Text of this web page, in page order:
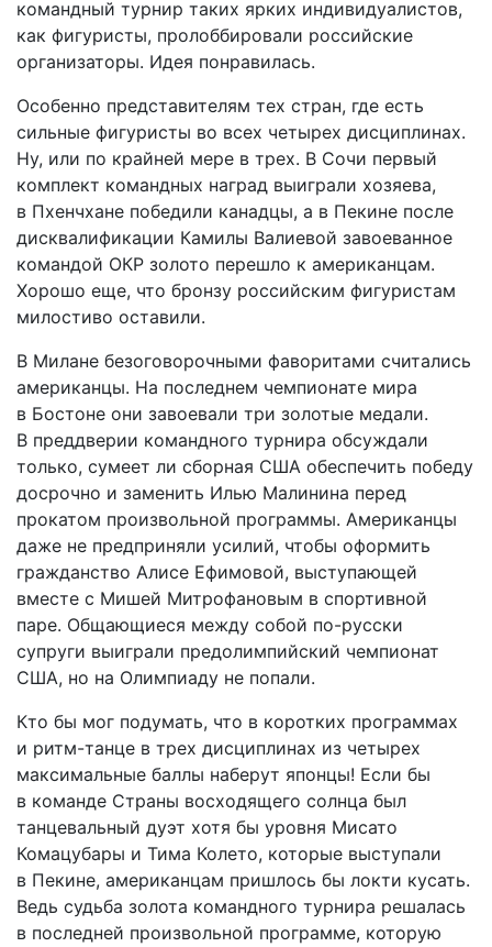
командный турнир таких ярких индивидуалистов,
как фигуристы, пролоббировали российские
организаторы. Идея понравилась.
Особенно представителям тех стран, где есть
сильные фигуристы во всех четырех дисциплинах.
Ну, или по крайней мере в трех. В Сочи первый
комплект командных наград выиграли хозяева,
в Пхенчхане победили канадцы, а в Пекине после
дисквалификации Камилы Валиевой завоеванное
командой ОКР золото перешло к американцам.
Хорошо еще, что бронзу российским фигуристам
милостиво оставили.
В Милане безоговорочными фаворитами считались
американцы. На последнем чемпионате мира
в Бостоне они завоевали три золотые медали.
В преддверии командного турнира обсуждали
только, сумеет ли сборная США обеспечить победу
досрочно и заменить Илью Малинина перед
прокатом произвольной программы. Американцы
даже не предприняли усилий, чтобы оформить
гражданство Алисе Ефимовой, выступающей
вместе с Мишей Митрофановым в спортивной
паре. Общающиеся между собой по-русски
супруги выиграли пред­олимпийский чемпионат
США, но на Олимпиаду не попали.
Кто бы мог подумать, что в коротких программах
и ритм-танце в трех дисциплинах из четырех
максимальные баллы наберут японцы! Если бы
в команде Страны восходящего солнца был
танцевальный дуэт хотя бы уровня Мисато
Комацубары и Тима Колето, которые выступали
в Пекине, американцам пришлось бы локти кусать.
Ведь судьба золота командного турнира решалась
в последней произвольной программе, которую